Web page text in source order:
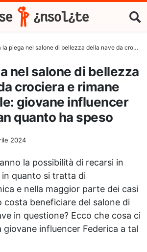
nel salone di bellezza della nave da crociera e rimane senza parole: giovane influencer mostra ai fan quanto ha speso
nel salone di bellezza
crociera e rimane
giovane influencer
quanto ha speso
2024
la possibilità di recarsi in
in quanto si tratta di
e nella maggior parte dei casi
costa beneficiare del salone di
in questione? Ecco che cosa ci
influencer Federica a tal